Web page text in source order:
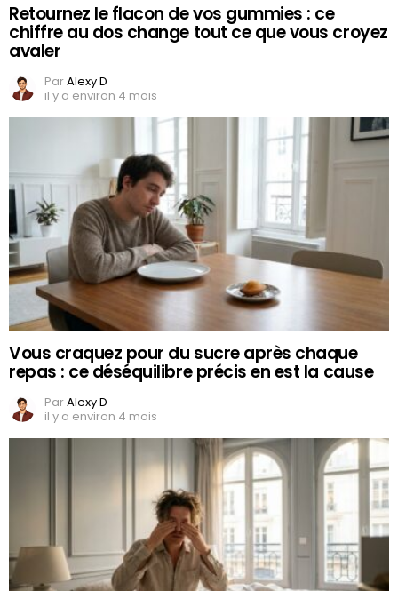
Retournez le flacon de vos gummies : ce
chiffre au dos change tout ce que vous croyez
avaler
ParAlexy D
il y a environ 4 mois
Vous craquez pour du sucre après chaque
repas : ce déséquilibre précis en est la cause
ParAlexy D
il y a environ 4 mois